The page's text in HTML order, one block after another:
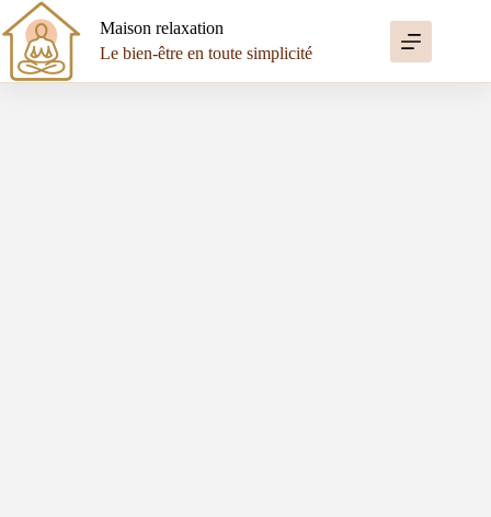
Passer
au
contenu
Maison relaxation
Le bien-être en toute simplicité